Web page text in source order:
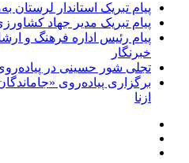
پیام تبریک استاندار لرستان
پیام تبریک مدیر جهاد
پیام رئیس اداره فرهنگ و
خبرنگار
تجلی شور حسینی در
برگزاری پیاده‌روی
ازنا